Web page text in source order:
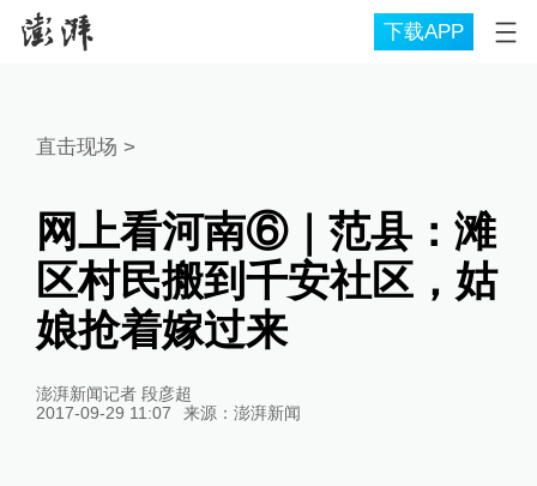
下载APP
直击现场 >
网上看河南⑥｜范县：滩
区村民搬到千安社区，姑
娘抢着嫁过来
澎湃新闻记者 段彦超
2017-09-29 11:07
来源： 澎湃新闻